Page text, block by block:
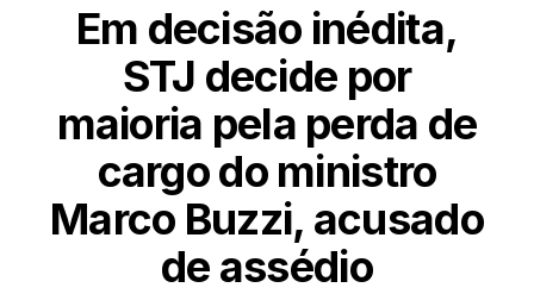
Em decisão inédita,
STJ decide por
maioria pela perda de
cargo do ministro
Marco Buzzi, acusado
de assédio